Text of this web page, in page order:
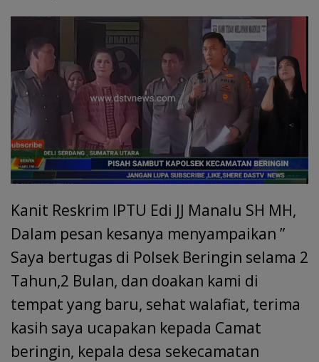
Kanit Reskrim IPTU Edi JJ Manalu SH MH,
Dalam pesan kesanya menyampaikan ”
Saya bertugas di Polsek Beringin selama 2
Tahun,2 Bulan, dan doakan kami di
tempat yang baru, sehat walafiat, terima
kasih saya ucapakan kepada Camat
beringin, kepala desa sekecamatan